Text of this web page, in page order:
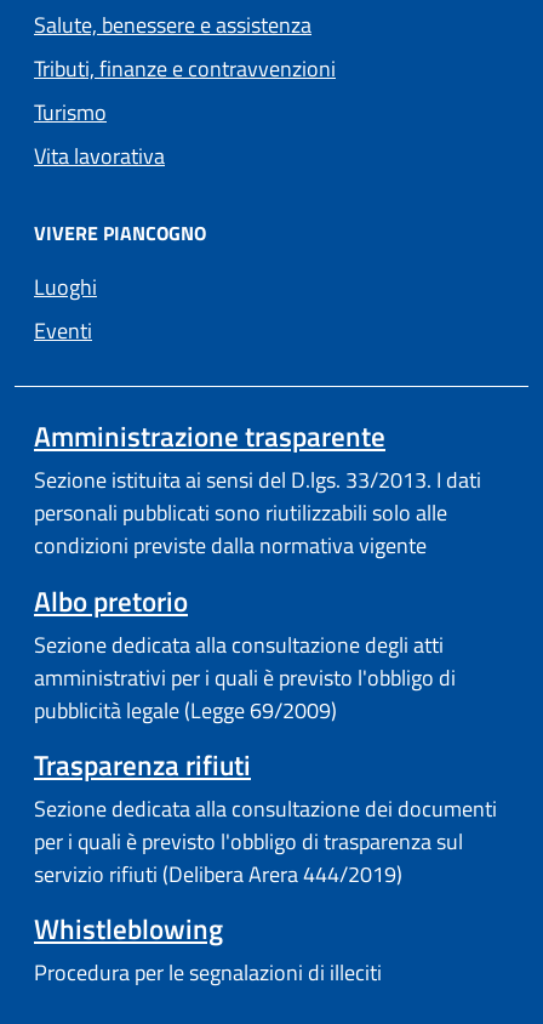
Salute, benessere e assistenza
Tributi, finanze e contravvenzioni
Turismo
Vita lavorativa
VIVERE PIANCOGNO
Luoghi
Eventi
Amministrazione trasparente
Sezione istituita ai sensi del D.lgs. 33/2013. I dati
personali pubblicati sono riutilizzabili solo alle
condizioni previste dalla normativa vigente
Albo pretorio(apre in un'altra scheda).
Sezione dedicata alla consultazione degli atti
amministrativi per i quali è previsto l'obbligo di
pubblicità legale (Legge 69/2009)
Trasparenza rifiuti
Sezione dedicata alla consultazione dei documenti
per i quali è previsto l'obbligo di trasparenza sul
servizio rifiuti (Delibera Arera 444/2019)
Whistleblowing
Procedura per le segnalazioni di illeciti